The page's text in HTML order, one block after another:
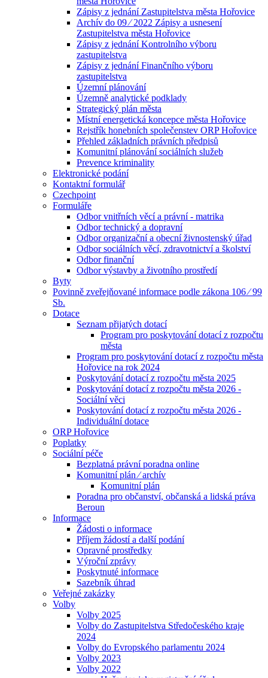
Zápisy z jednání Zastupitelstva města Hořovice
Archív do 09 ⁄ 2022 Zápisy a usnesení
Zastupitelstva města Hořovice
Zápisy z jednání Kontrolního výboru
zastupitelstva
Zápisy z jednání Finančního výboru
zastupitelstva
Územní plánování
Územně analytické podklady
Strategický plán města
Místní energetická koncepce města Hořovice
Rejstřík honebních společenstev ORP Hořovice
Přehled základních právních předpisů
Komunitní plánování sociálních služeb
Prevence kriminality
Elektronické podání
Kontaktní formulář
Czechpoint
Formuláře
Odbor vnitřních věcí a právní - matrika
Odbor technický a dopravní
Odbor organizační a obecní živnostenský úřad
Odbor sociálních věcí, zdravotnictví a školství
Odbor finanční
Odbor výstavby a životního prostředí
Byty
Povinně zveřejňované informace podle zákona 106 ⁄ 99
Sb.
Dotace
Seznam přijatých dotací
Program pro poskytování dotací z rozpočtu
města
Program pro poskytování dotací z rozpočtu města
Hořovice na rok 2024
Poskytování dotací z rozpočtu města 2025
Poskytování dotací z rozpočtu města 2026 -
Sociální věci
Poskytování dotací z rozpočtu města 2026 -
Individuální dotace
ORP Hořovice
Poplatky
Sociální péče
Bezplatná právní poradna online
Komunitní plán ⁄ archív
Komunitní plán
Poradna pro občanství, občanská a lidská práva
Beroun
Informace
Žádosti o informace
Příjem žádostí a další podání
Opravné prostředky
Výroční zprávy
Poskytnuté informace
Sazebník úhrad
Veřejné zakázky
Volby
Volby 2025
Volby do Zastupitelstva Středočeského kraje
2024
Volby do Evropského parlamentu 2024
Volby 2023
Volby 2022